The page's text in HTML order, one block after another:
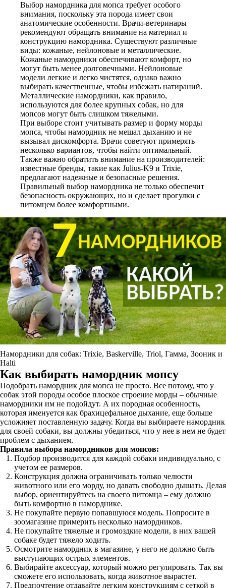
Выбор намордника для мопса требует особого
внимания, поскольку эта порода имеет свои
анатомические особенности. Врачи-ветеринары
рекомендуют обращать внимание на материал и
конструкцию намордника. Существуют различные
виды: кожаные, нейлоновые и металлические.
Кожаные намордники обеспечивают комфорт, но
могут быть менее долговечными. Нейлоновые
модели легкие и легко чистятся, однако важно
выбирать качественные, чтобы избежать натираний.
Металлические намордники, как правило,
используются для более крупных собак, но для
мопсов могут быть слишком тяжелыми.
При выборе стоит учитывать размер и форму морды
мопса, чтобы намордник не мешал дыханию и не
вызывал дискомфорта. Врачи советуют примерять
несколько вариантов, чтобы найти оптимальный.
Также важно обратить внимание на производителей:
известные бренды, такие как Julius-K9 и Trixie,
предлагают надежные и безопасные решения.
Правильный выбор намордника не только обеспечит
безопасность окружающих, но и сделает прогулки с
питомцем более комфортными.
Намордники для собак: Trixie, Baskerville, Triol, Гамма, Зооник и
Halti
Как выбирать намордник мопсу
Подобрать намордник для мопса не просто. Все потому, что у
собак этой породы особое плоское строение морды – обычные
намордники им не подойдут. А их породная особенность,
которая именуется как брахицефальное дыхание, еще больше
усложняет поставленную задачу. Когда вы выбираете намордник
для своей собаки, вы должны убедиться, что у нее в нем не будет
проблем с дыханием.
Правила выбора намордников для мопсов:
Подбор производится для каждой собаки индивидуально, с
учетом ее размеров.
Конструкция должна ограничивать только челюсти
животного или его морду, но давать свободно дышать. Делая
выбор, ориентируйтесь на своего питомца – ему должно
быть комфортно в наморднике.
Не покупайте первую попавшуюся модель. Попросите в
зоомагазине примерить несколько намордников.
Не покупайте тяжелые и громоздкие модели, в них вашей
собаке будет тяжело ходить.
Осмотрите намордник в магазине, у него не должно быть
выступающих острых элементов.
Выбирайте аксессуар, который можно регулировать. Так вы
сможете его использовать, когда животное вырастет.
Предпочтение отдавайте легким конструкциям с сеткой в